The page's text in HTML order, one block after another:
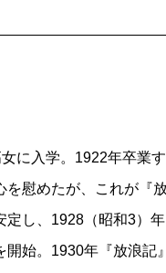
に入学。1922年卒業
慰めたが、これが『
定し、1928（昭和3）
始。1930年『放浪記